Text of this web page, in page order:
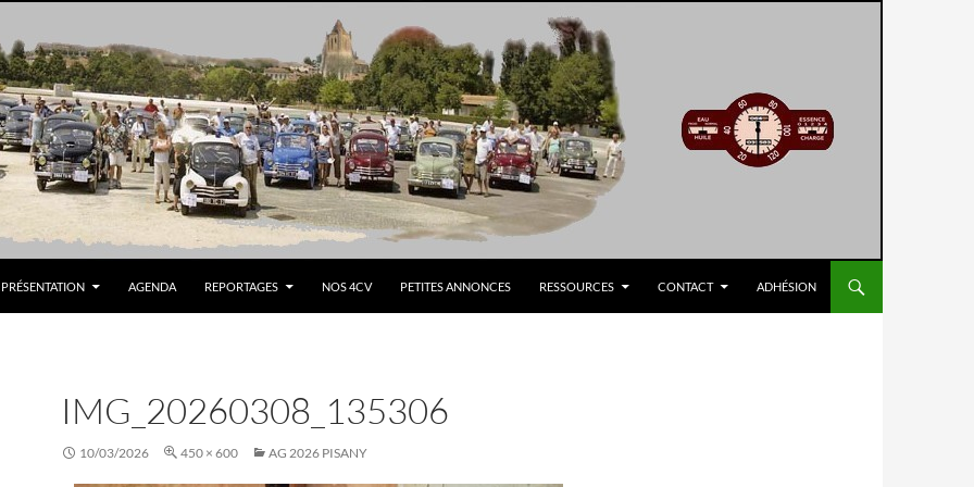
PRÉSENTATION AGENDA REPORTAGES NOS 4CV PETITES ANNONCES RESSOURCES CONTACT ADHÉSION
IMG_20260308_135306
10/03/2026 450 × 600 AG 2026 PISANY